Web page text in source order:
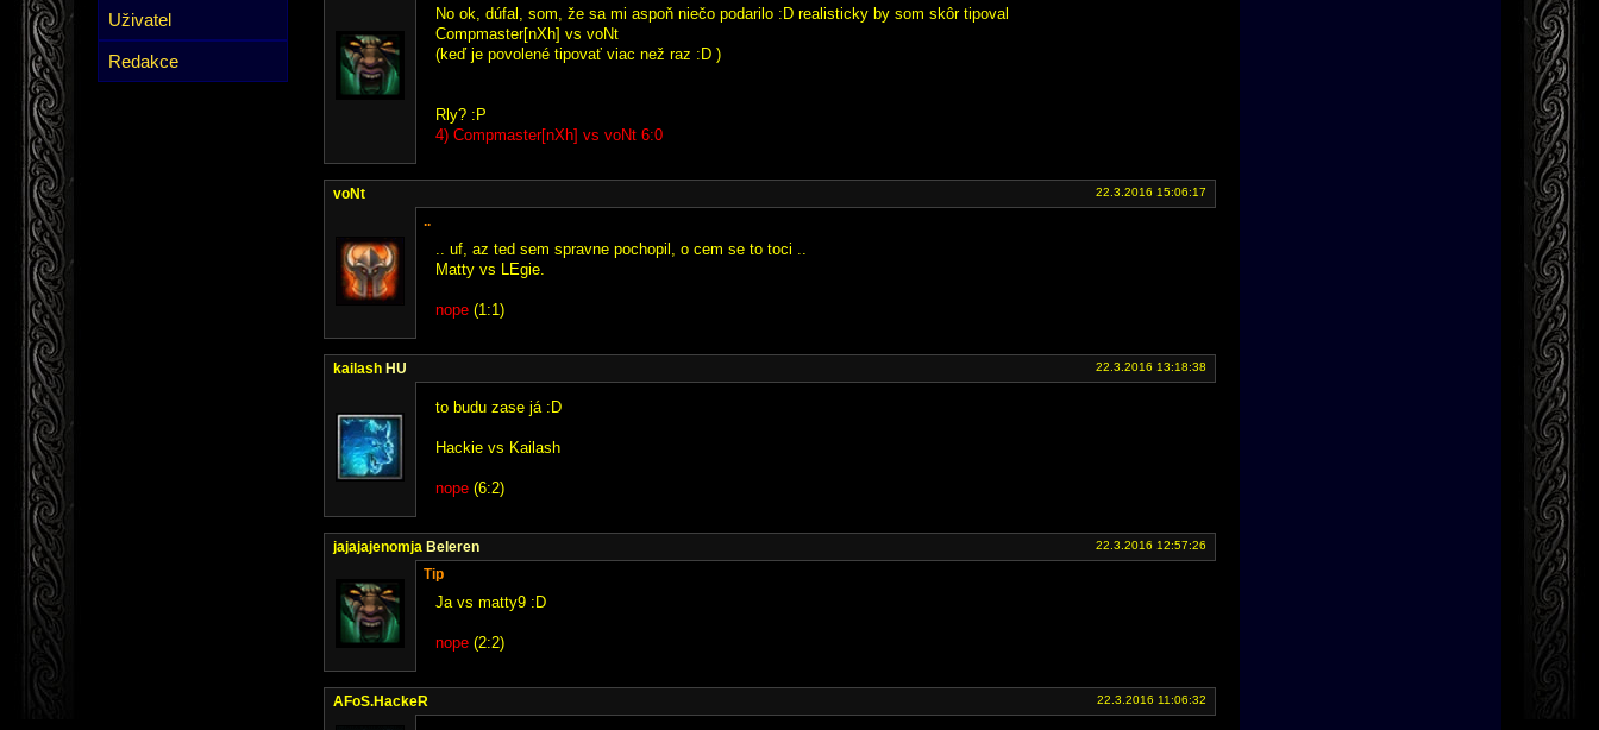
Uživatel
Redakce
No ok, dúfal, som, že sa mi aspoň niečo podarilo :D realisticky by som skôr tipoval
Compmaster[nXh] vs voNt
(keď je povolené tipovať viac než raz :D )
Rly? :P
4) Compmaster[nXh] vs voNt 6:0
voNt 22.3.2016 15:06:17
..
.. uf, az ted sem spravne pochopil, o cem se to toci ..
Matty vs LEgie.
nope (1:1)
kailash HU 22.3.2016 13:18:38
to budu zase já :D
Hackie vs Kailash
nope (6:2)
jajajajenomja Beleren 22.3.2016 12:57:26
Tip
Ja vs matty9 :D
nope (2:2)
AFoS.HackeR 22.3.2016 11:06:32